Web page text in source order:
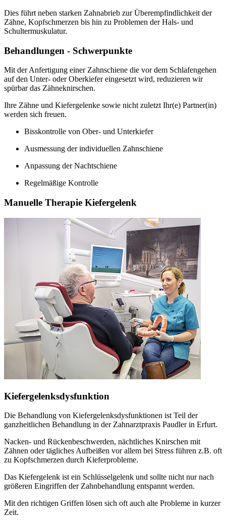
Dies führt neben starken Zahnabrieb zur Überempfindlichkeit der
Zähne, Kopfschmerzen bis hin zu Problemen der Hals- und
Schultermuskulatur.
Behandlungen - Schwerpunkte
Mit der Anfertigung einer Zahnschiene die vor dem Schlafengehen
auf den Unter- oder Oberkiefer eingesetzt wird, reduzieren wir
spürbar das Zähneknirschen.
Ihre Zähne und Kiefergelenke sowie nicht zuletzt Ihr(e) Partner(in)
werden sich freuen.
Bisskontrolle von Ober- und Unterkiefer
Ausmessung der individuellen Zahnschiene
Anpassung der Nachtschiene
Regelmäßige Kontrolle
Manuelle Therapie Kiefergelenk
Kiefergelenksdysfunktion
Die Behandlung von Kiefergelenksdysfunktionen ist Teil der
ganzheitlichen Behandlung in der Zahnarztpraxis Paudler in Erfurt.
Nacken- und Rückenbeschwerden, nächtliches Knirschen mit
Zähnen oder tägliches Aufbeißen vor allem bei Stress führen z.B. oft
zu Kopfschmerzen durch Kieferprobleme.
Das Kiefergelenk ist ein Schlüsselgelenk und sollte nicht nur nach
größeren Eingriffen der Zahnbehandlung entspannt werden.
Mit den richtigen Griffen lösen sich oft auch alte Probleme in kurzer
Zeit.